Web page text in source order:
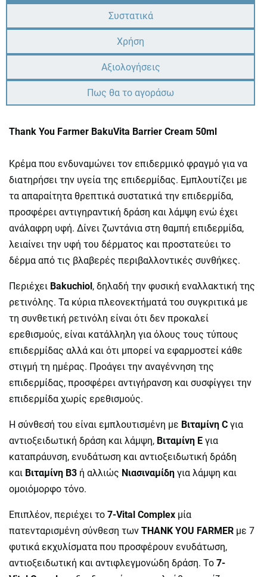
Συστατικά
Χρήση
Αξιολογήσεις
Πως θα το αγοράσω
Thank You Farmer BakuVita Barrier Cream 50ml
Κρέμα που ενδυναμώνει τον επιδερμικό φραγμό για να
διατηρήσει την υγεία της επιδερμίδας. Εμπλουτίζει με
τα απαραίτητα θρεπτικά συστατικά την επιδερμίδα,
προσφέρει αντιγηραντική δράση και λάμψη ενώ έχει
ανάλαφρη υφή. Δίνει ζωντάνια στη θαμπή επιδερμίδα,
λειαίνει την υφή του δέρματος και προστατεύει το
δέρμα από τις βλαβερές περιβαλλοντικές συνθήκες.
Περιέχει Bakuchiol, δηλαδή την φυσική εναλλακτική της
ρετινόλης. Τα κύρια πλεονεκτήματά του συγκριτικά με
τη συνθετική ρετινόλη είναι ότι δεν προκαλεί
ερεθισμούς, είναι κατάλληλη για όλους τους τύπους
επιδερμίδας αλλά και ότι μπορεί να εφαρμοστεί κάθε
στιγμή τη ημέρας. Προάγει την αναγέννηση της
επιδερμίδας, προσφέρει αντιγήρανση και συσφίγγει την
επιδερμίδα χωρίς ερεθισμούς.
Η σύνθεσή του είναι εμπλουτισμένη με Βιταμίνη C για
αντιοξειδωτική δράση και λάμψη, Βιταμίνη Ε για
καταπράυνση, ενυδάτωση και αντιοξειδωτική δράδη
και Βιταμίνη Β3 ή αλλιώς Νιασιναμίδη για λάμψη και
ομοιόμορφο τόνο.
Επιπλέον, περιέχει το 7-Vital Complex μία
πατενταρισμένη σύνθεση των THANK YOU FARMER με 7
φυτικά εκχυλίσματα που προσφέρουν ενυδάτωση,
αντιοξειδωτική και αντιφλεγμονώδη δράση. Το 7-